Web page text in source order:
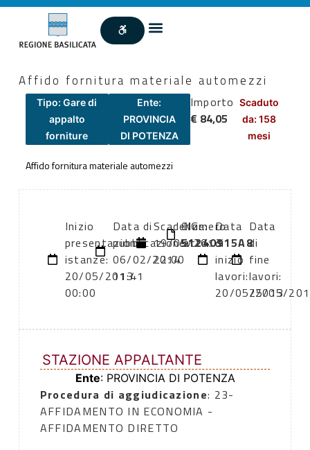
Affido fornitura materiale automezzi
Tipo: Gare di
appalto
forniture
Ente:
PROVINCIA
DI POTENZA
Importo
€ 84,05
Scaduto
da: 158
mesi
Affido fornitura materiale automezzi
Inizio
presentazione
istanze:
20/05/2013
00:00
Data di
pubblicazione:
06/02/2014
11:41
Scadenza:
19/05/2013
22:00
Numero
atto:
CIG:
51240915A8
Data
di
inizio
lavori:
20/05/2013
Data
di
fine
lavori:
25/05/
STAZIONE APPALTANTE
Ente: PROVINCIA DI POTENZA
Procedura di aggiudicazione: 23-
AFFIDAMENTO IN ECONOMIA -
AFFIDAMENTO DIRETTO